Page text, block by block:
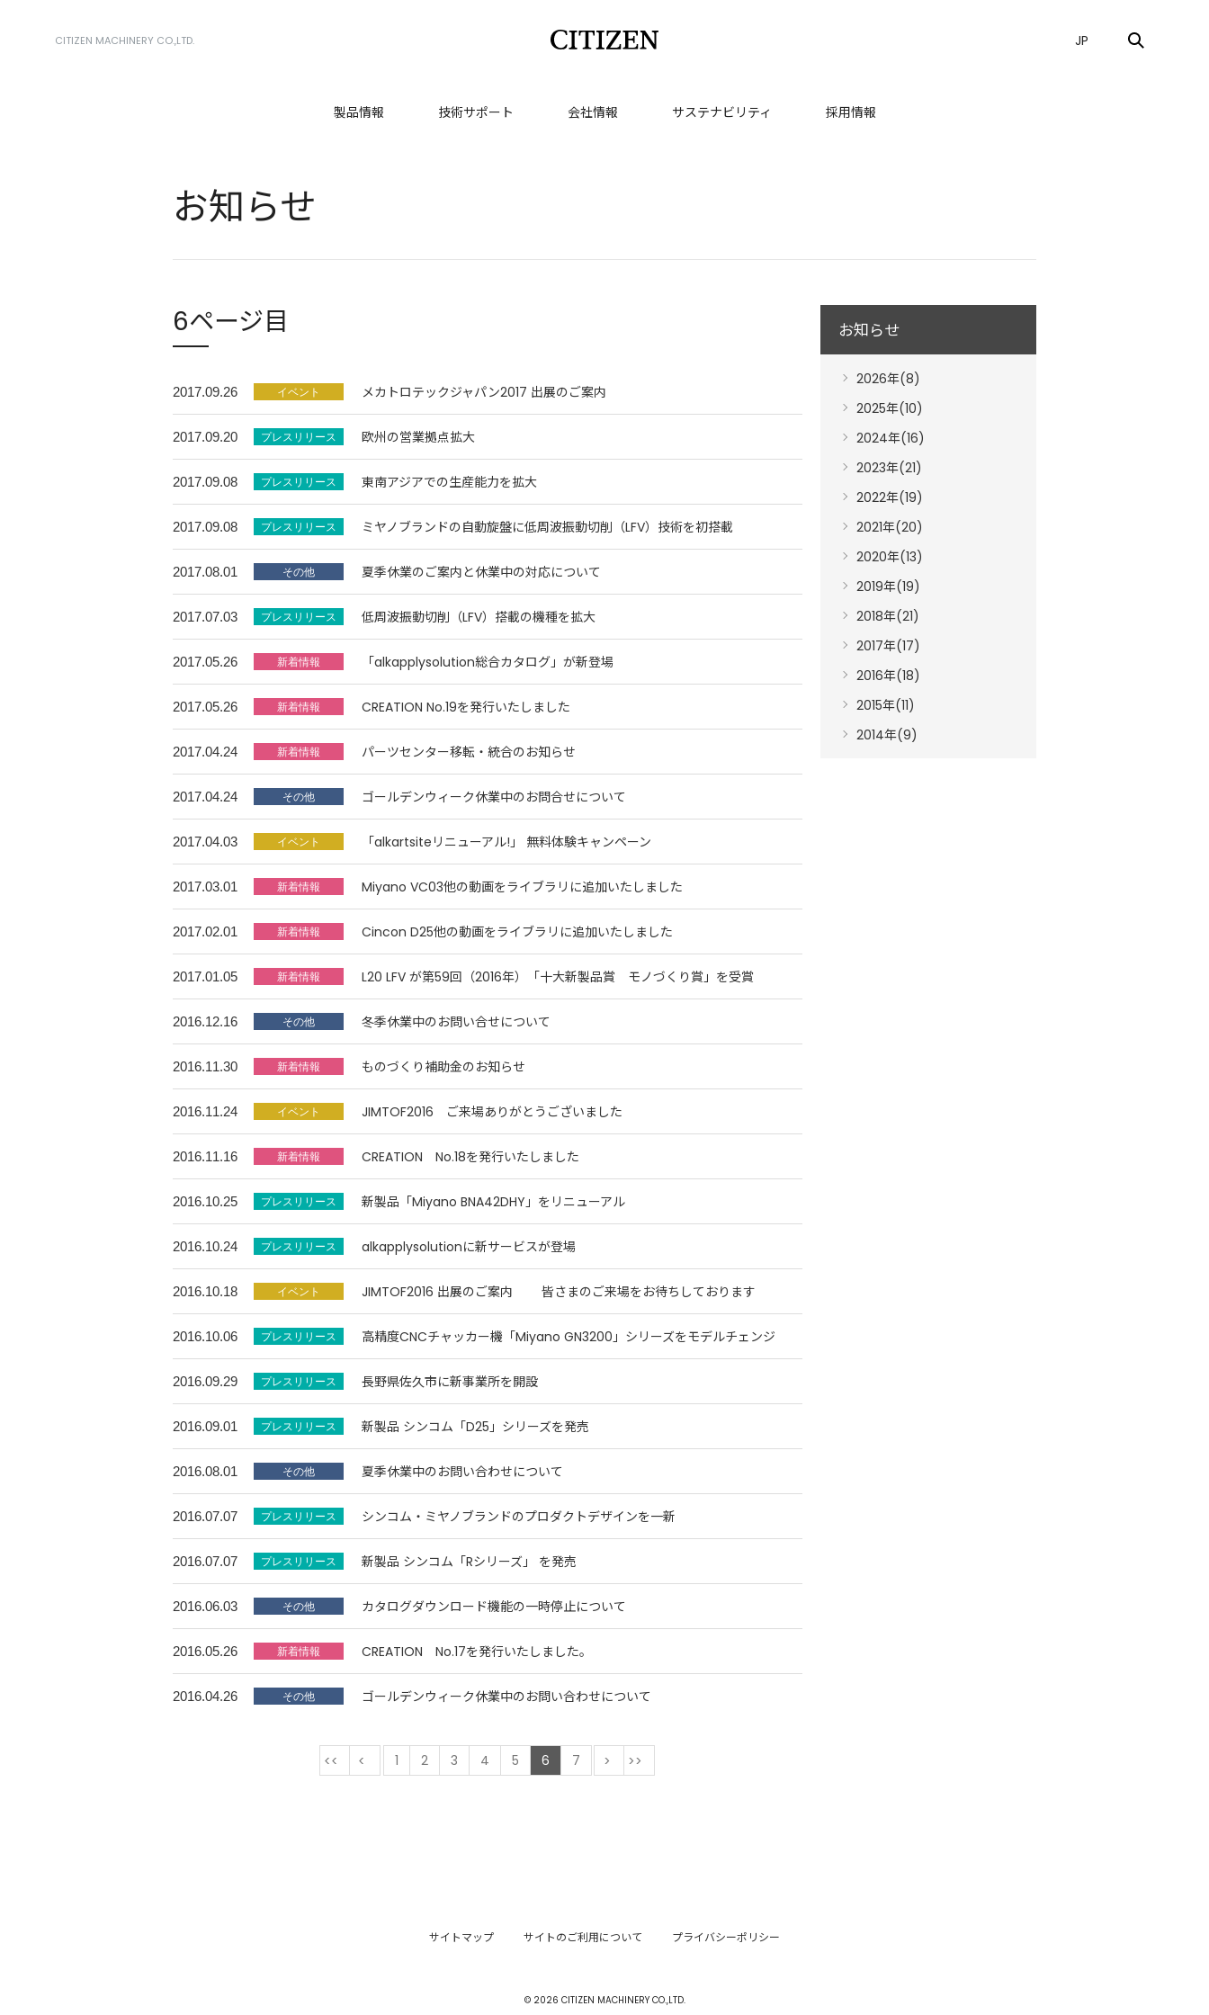
CITIZEN MACHINERY CO.,LTD. JP
製品情報 技術サポート 会社情報 サステナビリティ 採用情報
お知らせ
6ページ目
2017.09.26 メカトロテックジャパン2017 出展のご案内
2017.09.20 欧州の営業拠点拡大
2017.09.08 東南アジアでの生産能力を拡大
2017.09.08 ミヤノブランドの自動旋盤に低周波振動切削（LFV）技術を初搭載
2017.08.01 夏季休業のご案内と休業中の対応について
2017.07.03 低周波振動切削（LFV）搭載の機種を拡大
2017.05.26 「alkapplysolution総合カタログ」が新登場
2017.05.26 CREATION No.19を発行いたしました
2017.04.24 パーツセンター移転・統合のお知らせ
2017.04.24 ゴールデンウィーク休業中のお問合せについて
2017.04.03 「alkartsiteリニューアル!」 無料体験キャンペーン
2017.03.01 Miyano VC03他の動画をライブラリに追加いたしました
2017.02.01 Cincon D25他の動画をライブラリに追加いたしました
2017.01.05 L20 LFV が第59回（2016年）「十大新製品賞 モノづくり賞」を受賞
2016.12.16 冬季休業中のお問い合せについて
2016.11.30 ものづくり補助金のお知らせ
2016.11.24 JIMTOF2016 ご来場ありがとうございました
2016.11.16 CREATION No.18を発行いたしました
2016.10.25 新製品「Miyano BNA42DHY」をリニューアル
2016.10.24 alkapplysolutionに新サービスが登場
2016.10.18 JIMTOF2016 出展のご案内 皆さまのご来場をお待ちしております
2016.10.06 高精度CNCチャッカー機「Miyano GN3200」シリーズをモデルチェンジ
2016.09.29 長野県佐久市に新事業所を開設
2016.09.01 新製品 シンコム「D25」シリーズを発売
2016.08.01 夏季休業中のお問い合わせについて
2016.07.07 シンコム・ミヤノブランドのプロダクトデザインを一新
2016.07.07 新製品 シンコム「Rシリーズ」 を発売
2016.06.03 カタログダウンロード機能の一時停止について
2016.05.26 CREATION No.17を発行いたしました。
2016.04.26 ゴールデンウィーク休業中のお問い合わせについて
最初 前1 2 3 4 5 6 7 次
お知らせ
2026年(8)
2025年(10)
2024年(16)
2023年(21)
2022年(19)
2021年(20)
2020年(13)
2019年(19)
2018年(21)
2017年(17)
2016年(18)
2015年(11)
2014年(9)
サイトマップ サイトのご利用について プライバシーポリシー
© 2026 CITIZEN MACHINERY CO.,LTD.